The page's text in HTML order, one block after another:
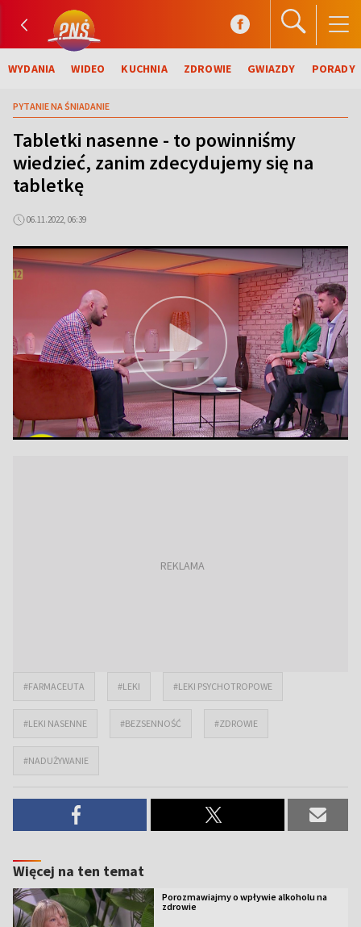
WYDANIA WIDEO KUCHNIA ZDROWIE GWIAZDY PORADY
PYTANIE NA ŚNIADANIE
Tabletki nasenne - to powinniśmy
wiedzieć, zanim zdecydujemy się na
tabletkę
06.11.2022, 06:39
#FARMACEUTA #LEKI #LEKI PSYCHOTROPOWE
#LEKI NASENNE #BEZSENNOŚĆ #ZDROWIE
#NADUŻYWANIE
Więcej na ten temat
Porozmawiajmy o wpływie alkoholu na
zdrowie